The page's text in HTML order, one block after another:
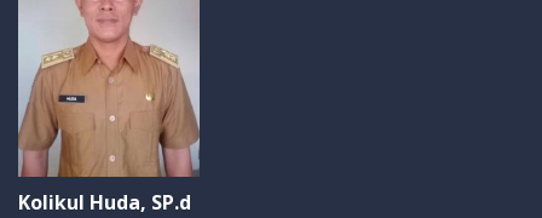
Kolikul Huda, SP.d